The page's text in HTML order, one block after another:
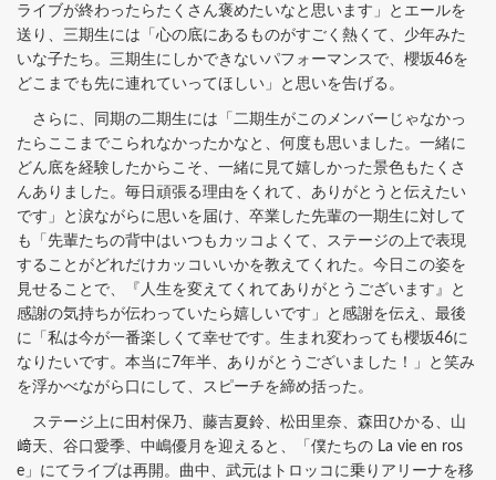
ライブが終わったらたくさん褒めたいなと思います」とエールを
送り、三期生には「心の底にあるものがすごく熱くて、少年みた
いな子たち。三期生にしかできないパフォーマンスで、櫻坂46を
どこまでも先に連れていってほしい」と思いを告げる。
さらに、同期の二期生には「二期生がこのメンバーじゃなかっ
たらここまでこられなかったかなと、何度も思いました。一緒に
どん底を経験したからこそ、一緒に見て嬉しかった景色もたくさ
んありました。毎日頑張る理由をくれて、ありがとうと伝えたい
です」と涙ながらに思いを届け、卒業した先輩の一期生に対して
も「先輩たちの背中はいつもカッコよくて、ステージの上で表現
することがどれだけカッコいいかを教えてくれた。今日この姿を
見せることで、『人生を変えてくれてありがとうございます』と
感謝の気持ちが伝わっていたら嬉しいです」と感謝を伝え、最後
に「私は今が一番楽しくて幸せです。生まれ変わっても櫻坂46に
なりたいです。本当に7年半、ありがとうございました！」と笑み
を浮かべながら口にして、スピーチを締め括った。
ステージ上に田村保乃、藤吉夏鈴、松田里奈、森田ひかる、山
﨑天、谷口愛季、中嶋優月を迎えると、「僕たちの La vie en ros
e」にてライブは再開。曲中、武元はトロッコに乗りアリーナを移